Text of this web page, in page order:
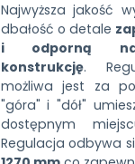
Najwyższa jakość
dbałość o detale
i odporną na
konstrukcję.
możliwa jest za
"góra" i "dół"
dostępnym
Regulacja odbywa